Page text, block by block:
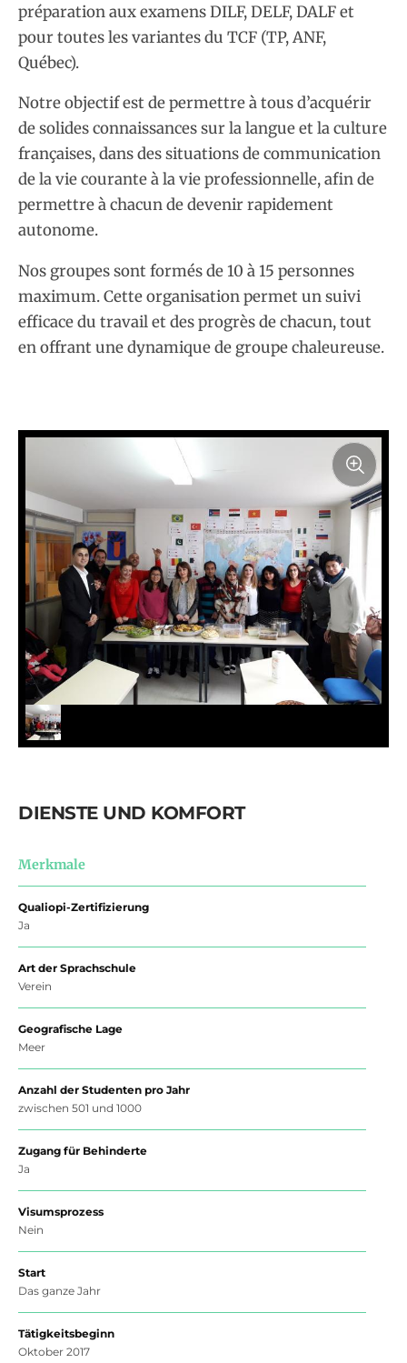
préparation aux examens DILF, DELF, DALF et
pour toutes les variantes du TCF (TP, ANF,
Québec).
Notre objectif est de permettre à tous d’acquérir
de solides connaissances sur la langue et la culture
françaises, dans des situations de communication
de la vie courante à la vie professionnelle, afin de
permettre à chacun de devenir rapidement
autonome.
Nos groupes sont formés de 10 à 15 personnes
maximum. Cette organisation permet un suivi
efficace du travail et des progrès de chacun, tout
en offrant une dynamique de groupe chaleureuse.
DIENSTE UND KOMFORT
Merkmale
Qualiopi-Zertifizierung
Ja
Art der Sprachschule
Verein
Geografische Lage
Meer
Anzahl der Studenten pro Jahr
zwischen 501 und 1000
Zugang für Behinderte
Ja
Visumsprozess
Nein
Start
Das ganze Jahr
Tätigkeitsbeginn
Oktober 2017